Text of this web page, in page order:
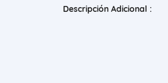
Descripción Adicional :